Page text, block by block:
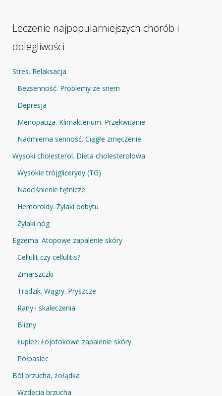
Leczenie najpopularniejszych chorób i
dolegliwości
Stres. Relaksacja
Bezsenność. Problemy ze snem
Depresja
Menopauza. Klimakterium. Przekwitanie
Nadmierna senność. Ciągłe zmęczenie
Wysoki cholesterol. Dieta cholesterolowa
Wysokie trójglicerydy (TG)
Nadciśnienie tętnicze
Hemoroidy. Żylaki odbytu
Żylaki nóg
Egzema. Atopowe zapalenie skóry
Cellulit czy cellulitis?
Zmarszczki
Trądzik. Wągry. Pryszcze
Rany i skaleczenia
Blizny
Łupież. Łojotokowe zapalenie skóry
Półpasiec
Ból brzucha, żołądka
Wzdęcia brzucha